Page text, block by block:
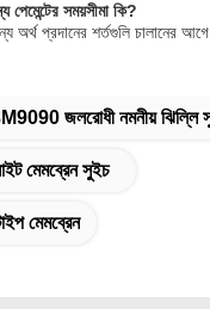
সময়সীমা কি?
অর্থ প্রদানের শর্তগুলি চালানের
জলরোধী নমনীয় ঝিল্লি
মেমব্রেন সুইচ
মেমব্রেন